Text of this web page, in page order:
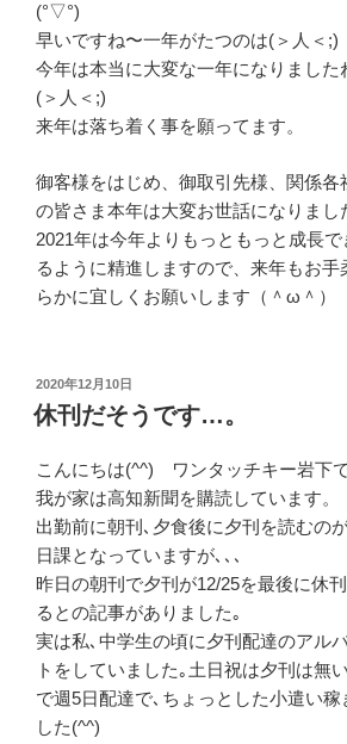
(°▽°)
早いですね〜一年がたつのは(＞人＜;)
今年は本当に大変な一年になりました
(＞人＜;)
来年は落ち着く事を願ってます。
御客様をはじめ、御取引先様、関係各
の皆さま本年は大変お世話になりまし
2021年は今年よりもっともっと成長で
るように精進しますので、来年もお手
らかに宜しくお願いします（＾ω＾）
投
稿
日:
2020年12月10日
休刊だそうです…。
こんにちは(^^) ワンタッチキー岩下で
我が家は高知新聞を購読しています。
出勤前に朝刊､夕食後に夕刊を読むのが
日課となっていますが､､､
昨日の朝刊で夕刊が12/25を最後に休
るとの記事がありました｡
実は私､中学生の頃に夕刊配達のアル
トをしていました｡土日祝は夕刊は無
で週5日配達で､ちょっとした小遣い稼
した(^^)